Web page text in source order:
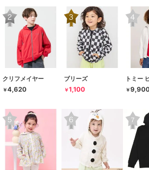
クリフメイヤー
￥4,620
ブリーズ
￥1,100
トミー
￥